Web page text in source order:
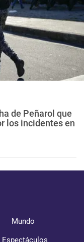
de Peñarol que
los incidentes en
Mundo